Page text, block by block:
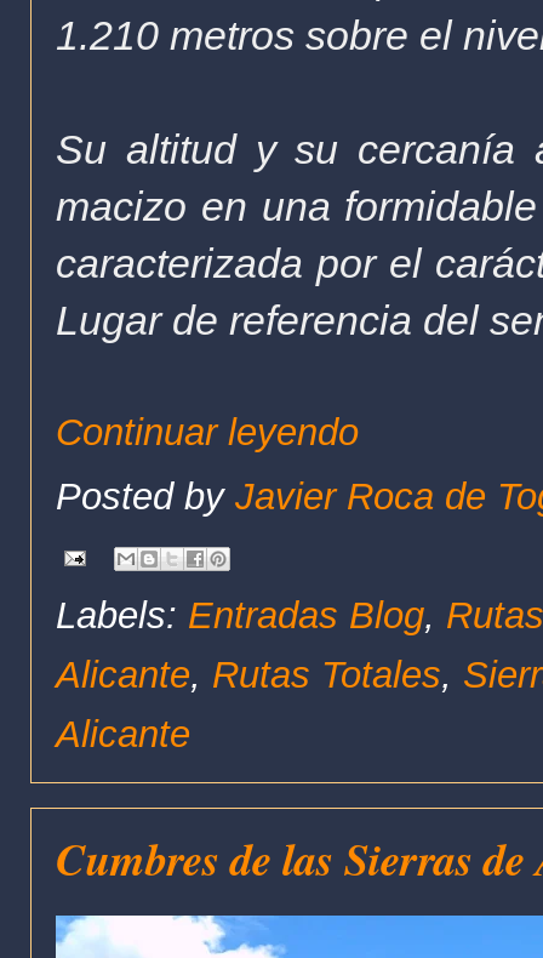
1.210 metros sobre el
Su altitud y su cercanía
macizo en una
caracterizada por el
Lugar de referencia del
Continuar leyendo
Posted by Javier Roca de
Labels: Entradas Blog,
Alicante, Rutas Totales,
Alicante
Cumbres de las Sierras